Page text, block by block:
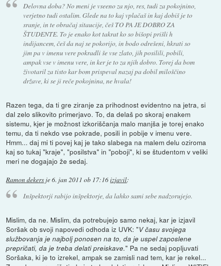
Delovna doba? No meni je vseeno za njo, res, tudi za pokojnino,
verjetno tudi ostalim. Glede na to kaj vplačaš in kaj dobiš je to
sranje, in te obračaj sitaucije, češ TO PA JE DOBRO ZA
ŠTUDENTE. To je enako kot takrat ko so bišopi prišli h
indijancem, češ da naj se pokorijo, in bodo odrešeni, hkrati so
jim pa v imenu vere pokradli še vse zlato, jih posilili, pobili,
ampak vse v imenu vere, in ker je to za njih dobro. Torej da bom
životaril za tisto kar bom prispeval nazaj pa dobil miloščino
države, ki se ji reče pokojnina, ne hvala!
Razen tega, da ti gre ziranje za prihodnost evidentno na jetra, si
dal zelo slikovito primerjavo. To, da delaš po skoraj enakem
sistemu, kjer je možnost izkoriščanja malo manjša je torej enako
temu, da ti nekdo vse pokrade, posili in pobije v imenu vere.
Hmm... daj mi ti povej kaj je tako slabega na malem delu oziroma
kaj so tukaj "kraje", "posilstva" in "poboji", ki se študentom v veliki
meri ne dogajajo že sedaj.
Ramon dekers je6. jan 2011 ob 17:16izjavil:
Inšpektorji rabijo inšpektorje, da lahko sami sebe nadzorujejo.
Mislim, da ne. Mislim, da potrebujejo samo nekaj, kar je izjavil
Soršak ob svoji napovedi odhoda iz UVK: "V času svojega
službovanja je najbolj ponosen na to, da je uspel zaposlene
prepričati, da je treba delati preiskave." Pa ne sedaj popljuvati
Soršaka, ki je to izrekel, ampak se zamisli nad tem, kar je rekel...